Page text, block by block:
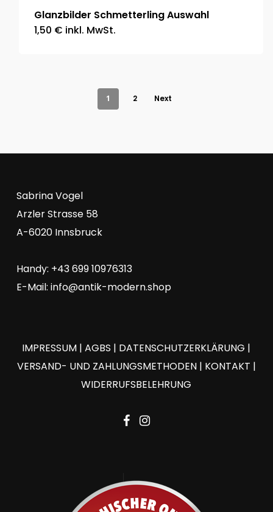
Glanzbilder Schmetterling Auswahl
1,50 € inkl. MwSt.
1 2 Next
Sabrina Vogel
Arzler Strasse 58
A-6020 Innsbruck
Handy: +43 699 10976313
E-Mail: info@antik-modern.shop
IMPRESSUM |AGBS | DATENSCHUTZERKLÄRUNG |
VERSAND- UND ZAHLUNGSMETHODEN| KONTAKT |
WIDERRUFSBELEHRUNG
facebook
instagram